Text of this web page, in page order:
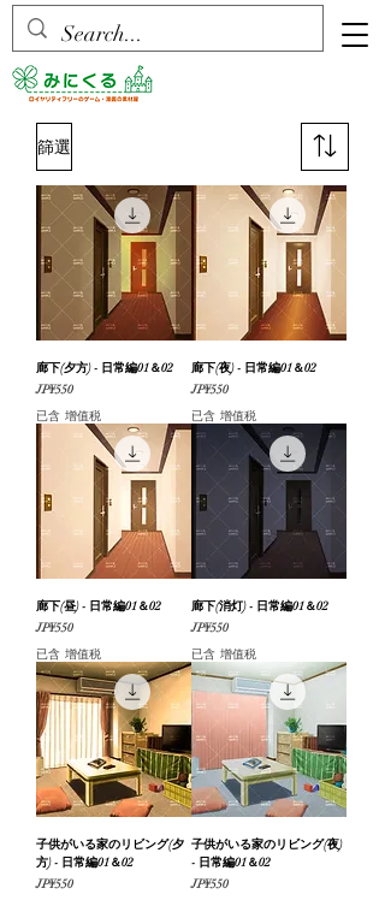
篩選
廊下(夕方) - 日常編01＆02
價格
JP¥550
已含 增值税
廊下(夜) - 日常編01＆02
價格
JP¥550
已含 增值税
廊下(昼) - 日常編01＆02
價格
JP¥550
已含 增值税
廊下(消灯) - 日常編01＆02
價格
JP¥550
已含 增值税
子供がいる家のリビング(夕
方) - 日常編01＆02
價格
JP¥550
子供がいる家のリビング(夜)
- 日常編01＆02
價格
JP¥550